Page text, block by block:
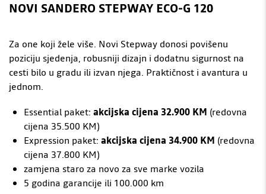
NOVI SANDERO STEPWAY ECO-G 120
Za one koji žele više. Novi Stepway donosi povišenu
poziciju sjedenja, robusniji dizajn i dodatnu sigurnost na
cesti bilo u gradu ili izvan njega. Praktičnost i avantura u
jednom.
Essential paket: akcijska cijena 32.900 KM (redovna
cijena 35.500 KM)
Expression paket: akcijska cijena 34.900 KM (redovna
cijena 37.800 KM)
zamjena staro za novo za sve marke vozila
5 godina garancije ili 100.000 km